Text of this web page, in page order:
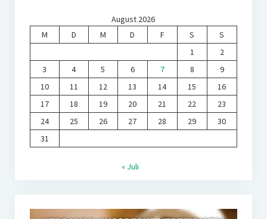
August 2026
M
D M D F S
S
1
2
3
4 5 6 7 8
9
10
11 12 13 14 15
16
17
18 19 20 21 22
23
24
25 26 27 28 29
30
31
« Juli